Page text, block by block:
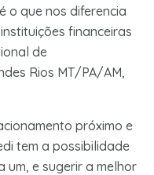
o que nos diferencia
financeiras
de
Rios MT/PA/AM,
próximo e
tem a possibilidade
um, e sugerir a melhor